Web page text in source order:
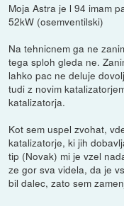
Moja Astra je l 94 imam
52kW (osemventilski)
Na tehnicnem ga ne
tega sploh gleda ne.
lahko pac ne deluje
tudi z novim
katalizatorja.
Kot sem uspel zvohat,
katalizatorje, ki jih
tip (Novak) mi je vzel
ze gor sva videla, da je
bil dalec, zato sem